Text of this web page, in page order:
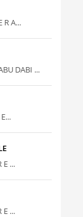
R A...
DABI ...
E ...
E ...